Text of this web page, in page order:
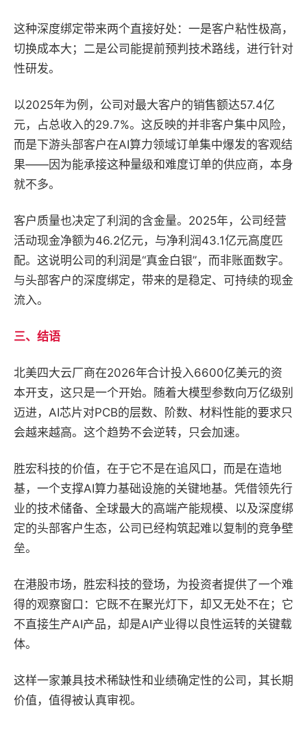
这种深度绑定带来两个直接好处：一是客户粘性极高，
切换成本大；二是公司能提前预判技术路线，进行针对
性研发。
以2025年为例，公司对最大客户的销售额达57.4亿
元，占总收入的29.7%。这反映的并非客户集中风险，
而是下游头部客户在AI算力领域订单集中爆发的客观结
果——因为能承接这种量级和难度订单的供应商，本身
就不多。
客户质量也决定了利润的含金量。2025年，公司经营
活动现金净额为46.2亿元，与净利润43.1亿元高度匹
配。这说明公司的利润是“真金白银”，而非账面数字。
与头部客户的深度绑定，带来的是稳定、可持续的现金
流入。
三、结语
北美四大云厂商在2026年合计投入6600亿美元的资
本开支，这只是一个开始。随着大模型参数向万亿级别
迈进，AI芯片对PCB的层数、阶数、材料性能的要求只
会越来越高。这个趋势不会逆转，只会加速。
胜宏科技的价值，在于它不是在追风口，而是在造地
基，一个支撑AI算力基础设施的关键地基。凭借领先行
业的技术储备、全球最大的高端产能规模、以及深度绑
定的头部客户生态，公司已经构筑起难以复制的竞争壁
垒。
在港股市场，胜宏科技的登场，为投资者提供了一个难
得的观察窗口：它既不在聚光灯下，却又无处不在；它
不直接生产AI产品，却是AI产业得以良性运转的关键载
体。
这样一家兼具技术稀缺性和业绩确定性的公司，其长期
价值，值得被认真审视。